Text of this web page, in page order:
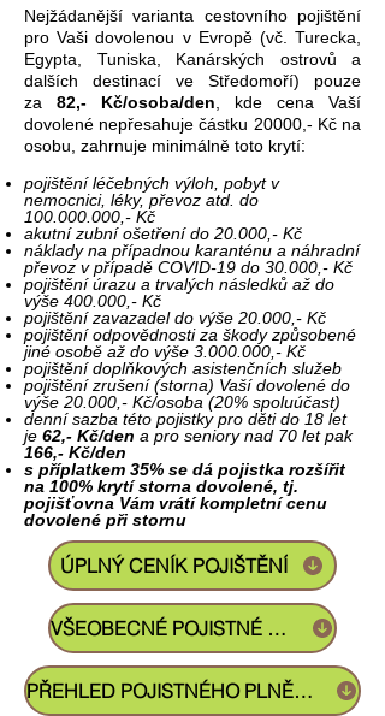
Nejžádanější varianta cestovního pojištění
pro Vaši dovolenou v Evropě (vč. Turecka,
Egypta, Tuniska, Kanárských ostrovů a
dalších destinací ve Středomoří) pouze
za
82,- Kč/osoba/den
kde cena Vaší
dovolené nepřesahuje částku 20000,- Kč na
osobu, zahrnuje minimálně toto krytí:
pojištění léčebných výloh, pobyt v
nemocnici, léky, převoz atd. do
100.000.000 ,- Kč
akutní zubní ošetření do 20.000,- Kč
náklady na případnou karanténu a náhradní
převoz v případě COVID-19 do 30.000,- Kč
pojištění úrazu a trvalých následků až do
výše 400.000,- Kč
pojištění zavazadel do výše 20.000,- Kč
pojištění odpovědnosti za škody způsobené
jiné osobě až do výše 3.000.000 ,- Kč
pojištění doplňkových asistenčních služeb
pojištění zrušení (storna) Vaší dovolené do
výše 20.000,- Kč/osoba (20% spoluúčast)
denní sazba této pojistky pro děti do 18 let
je 62,- Kč/den a pro seniory nad 70 let pak
166,- Kč/den
s příplatkem 35% se dá pojistka rozšířit
na 100% krytí storna dovolené, tj.
pojišťovna Vám vrátí kompletní cenu
dovolené při stornu
ÚPLNÝ CENÍK POJIŠTĚNÍ
VŠEOBECNÉ POJISTNÉ PODMÍNKY
PŘEHLED POJISTNÉHO PLNĚNÍ KE STAŽENÍ (PDF)